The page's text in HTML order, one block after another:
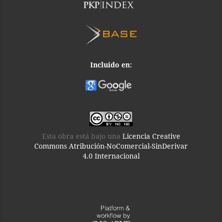
Incluido en:
Esta obra está bajo una Licencia Creative
Commons Atribución-NoComercial-SinDerivar
4.0 Internacional